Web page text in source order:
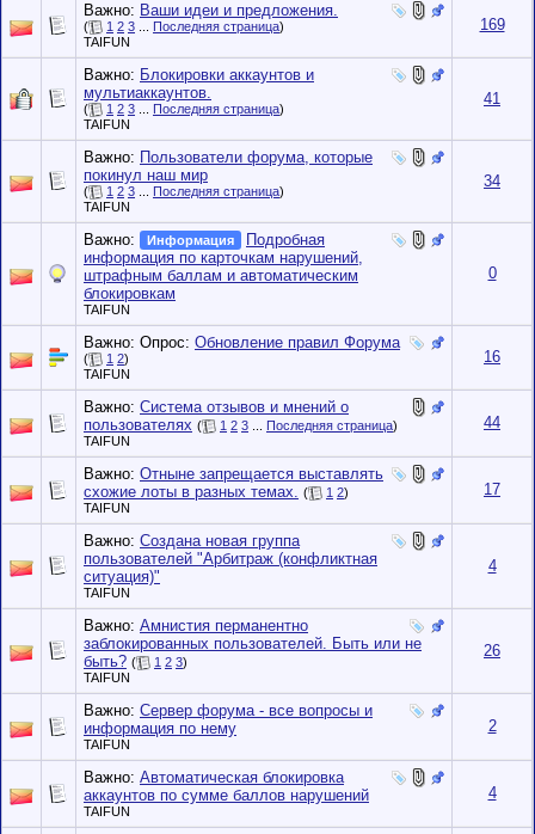
Важно: Ваши идеи и предложения.
( 1 2 3 Последняя страница)
TAIFUN
169
Важно: Блокировки аккаунтов и
мультиаккаунтов.
( 1 2 3 Последняя страница)
TAIFUN
41
Важно: Пользователи форума, которые
покинул наш мир
( 1 2 3 Последняя страница)
TAIFUN
34
Важно: Информация
Подробная
информация по карточкам нарушений,
штрафным баллам и автоматическим
блокировкам
TAIFUN
0
Важно: Опрос: Обновление правил Форума
( 1 2)
TAIFUN
16
Важно: Система отзывов и мнений о
пользователях ( 1 2 3 Последняя страница)
TAIFUN
44
Важно: Отныне запрещается выставлять
схожие лоты в разных темах. ( 1 2)
TAIFUN
17
Важно: Создана новая группа
пользователей "Арбитраж (конфликтная
ситуация)"
TAIFUN
4
Важно: Амнистия перманентно
заблокированных пользователей. Быть или не
быть? ( 1 2 3)
TAIFUN
26
Важно: Сервер форума - все вопросы и
информация по нему
TAIFUN
2
Важно: Автоматическая блокировка
аккаунтов по сумме баллов нарушений
TAIFUN
4